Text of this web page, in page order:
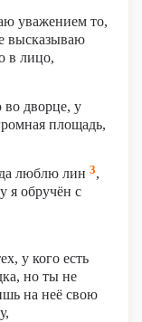
уважением то,
высказываю
в лицо,
дворце, у
площадь,
люблю лин 3,
я обручён с
у кого есть
но ты не
на неё свою